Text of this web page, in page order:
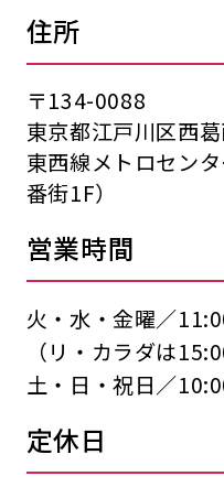
住所
〒134-0088
東京都江戸川区西
東西線メトロセン
番街1F）
営業時間
火・水・金曜／
（リ・カラダは
土・日・祝日／
定休日